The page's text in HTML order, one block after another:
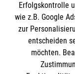
Erfolgskontrolle
wie z.B. Google
zur
entscheiden
möchten.